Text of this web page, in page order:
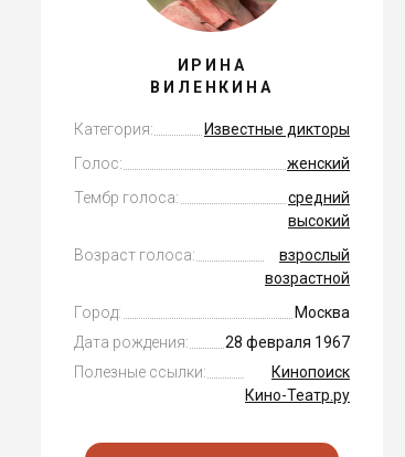
ИРИНА
ВИЛЕНКИНА
Категория:
Известные дикторы
Голос:
женский
Тембр голоса:
средний
высокий
Возраст голоса:
взрослый
возрастной
Город:
Москва
Дата рождения:
28 февраля 1967
Полезные ссылки:
Кинопоиск
Кино-Театр.ру